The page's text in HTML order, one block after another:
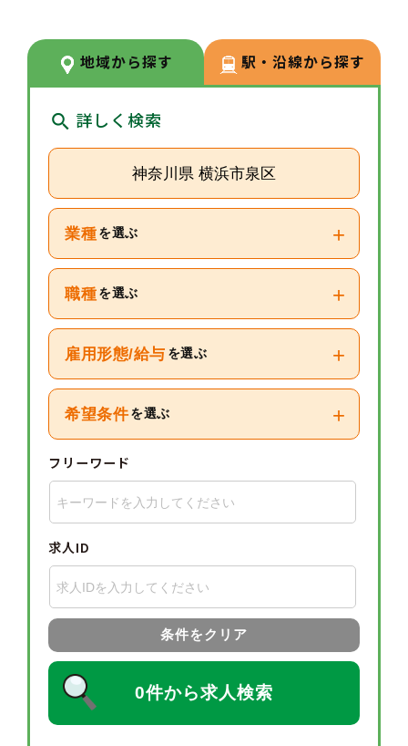
得しております。常にスキルアッ
プや新しいことへのチャレンジが
しやすい環境です。
地域から探す 駅・沿線から探す
詳しく検索
神奈川県 横浜市泉区
業種 を選ぶ +
職種 を選ぶ +
雇用形態/給与 を選ぶ +
希望条件 を選ぶ +
フリーワード
求人ID
条件をクリア
0件から求人検索